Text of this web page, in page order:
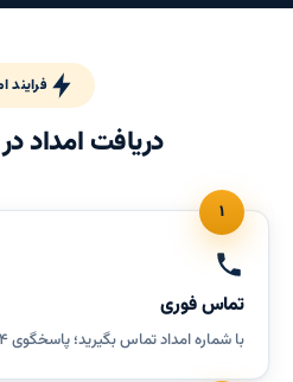
فرایند
دریافت امداد
۱
تماس فوری
با شماره امداد تماس بگیرید؛ پاسخگوی ۲۴ ساعته.